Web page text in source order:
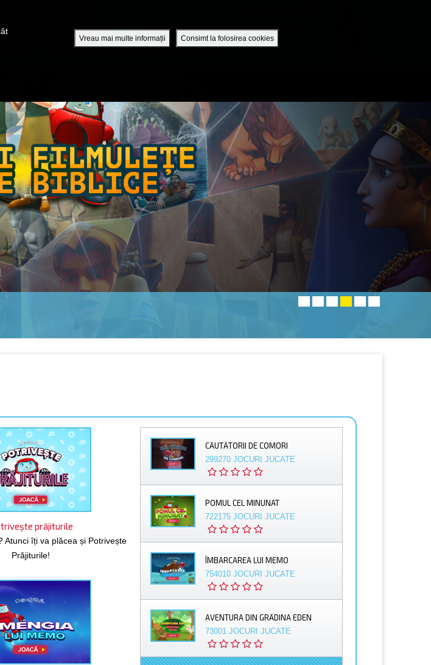
Vreau mai multe informații Consimt la folosirea cookies
prăjiturile
Atunci îți va plăcea și Potrivește
Prăjiturile!
CĂUTĂTORII DE COMORI
299270 JOCURI JUCATE
POMUL CEL MINUNAT
722175 JOCURI JUCATE
ÎMBARCAREA LUI MEMO
754010 JOCURI JUCATE
AVENTURA DIN GRĂDINA EDEN
73001 JOCURI JUCATE